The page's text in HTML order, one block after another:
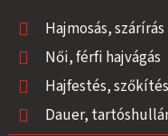
Hajmosás, szárírás
Női, férfi hajvágás
Hajfestés, szőkítés
Dauer,